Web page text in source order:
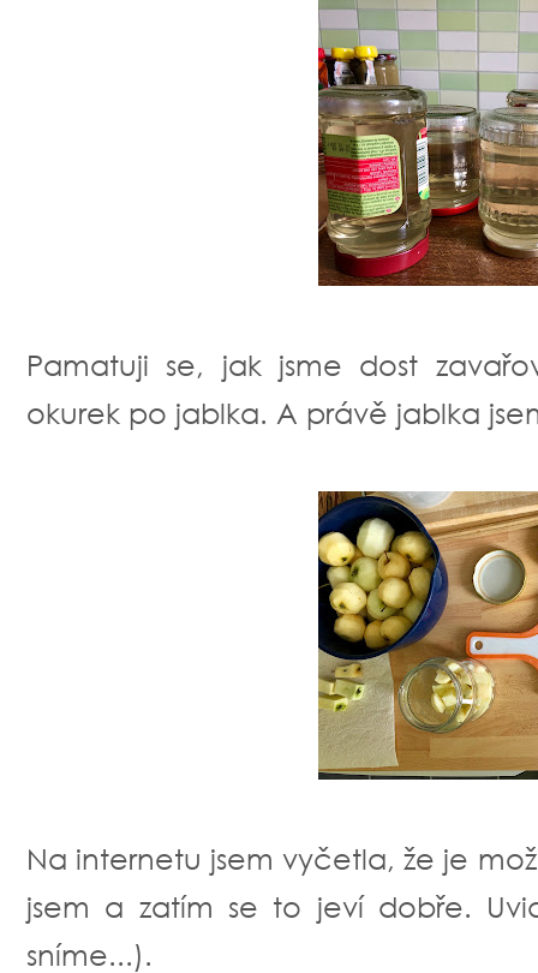
Pamatuji se, jak jsme dost
okurek po jablka. A právě jablka
Na internetu jsem vyčetla, že je
jsem a zatím se to jeví dobře.
sníme...).